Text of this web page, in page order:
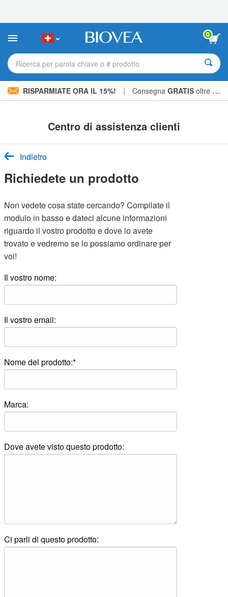
sito
include
sistema
0
Ricerca per parola chiave o # prodotto
RISPARMIATE ORA IL 15%! | Consegna GRATIS oltre CHF 56.00 »
Centro di assistenza clienti
Indietro
Richiedete un prodotto
Non vedete cosa state cercando? Compilate il
modulo in basso e dateci alcune informazioni
riguardo il vostro prodotto e dove lo avete
trovato e vedremo se lo possiamo ordinare per
voi!
Il vostro nome:
Il vostro email:
Nome del prodotto:*
Marca:
Dove avete visto questo prodotto:
Ci parli di questo prodotto: